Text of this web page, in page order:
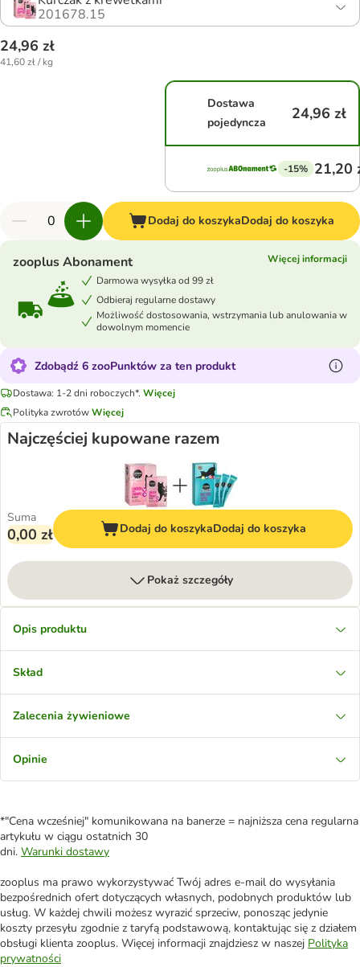
201678.15
24,96 zł
41,60 zł / kg
Dostawa
pojedyncza
24,96 zł
-15% 21,20
Dodaj do koszykaDodaj do koszyka
zooplus Abonament
Więcej informacji
Darmowa wysyłka od 99 zł
Odbieraj regularne dostawy
Możliwość dostosowania, wstrzymania lub anulowania w
dowolnym momencie
Zdobądź 6 zooPunktów za ten produkt
Dostawa: 1-2 dni roboczych*. Więcej
Polityka zwrotówWięcej
Najczęściej kupowane razem
Suma
0,00 zł Dodaj do koszykaDodaj do koszyka
Pokaż szczegóły
Opis produktu
Skład
Zalecenia żywieniowe
Opinie
*"Cena wcześniej" komunikowana na banerze = najniższa cena regularna
artykułu w ciągu ostatnich 30
dni. Warunki dostawy
zooplus ma prawo wykorzystywać Twój adres e-mail do wysyłania
bezpośrednich ofert dotyczących własnych, podobnych produktów lub
usług. W każdej chwili możesz wyrazić sprzeciw, ponosząc jedynie
koszty przesyłu zgodnie z taryfą podstawową, kontaktując się z działem
obsługi klienta zooplus. Więcej informacji znajdziesz w naszej Polityka
prywatności